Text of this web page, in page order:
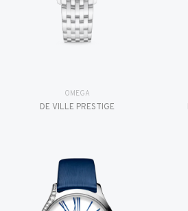
OMEGA
DE VILLE PRESTIGE